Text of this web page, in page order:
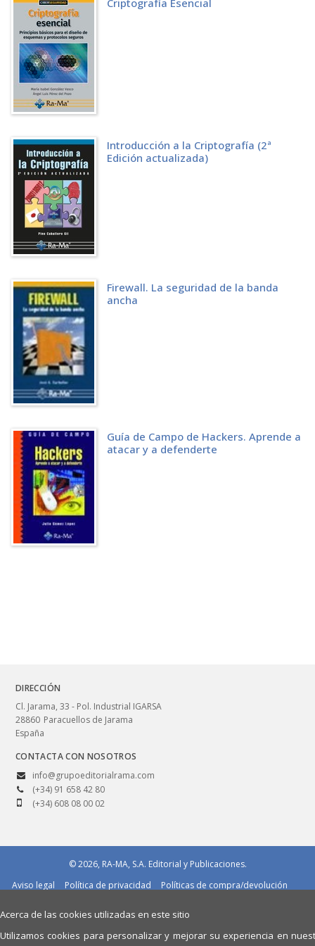
5.3.1 Cross Site Scripting
5.3.2 DNS Spoofing
5.4 CROSS ORIGIN RESOURCE SHARING (CORS)
5.4.1 Web Shell Reversa
5.5 WEBSOCKETS
5.5.1 Websocket para escanear puertos
5.5.2 Websocket para escanear redes
5.6 WEBWORKERS
5.6.2 Crackeo de hashes con webworkers
CAPÍTULO 6. WEB APPLICATION FIREWALL
6.1 INTRODUCCIÓN
6.1.1 Modelos de seguridad
6.1.2 Modos de implementación
6.1.3 Tipo de comprobaciones que realiza un WAF
6.1.4 Diferencia entre IPS y WAF
6.1.5 Productos WAF comerciales
6.1.6 Productos WAF no comerciales
6.2 TÉCNICAS PARA DETECTAR UN WAF
6.3 TÉCNICAS DE EVASIÓN DE WAF BASADO EN HPP Y HPF
BIBLIOGRAFÍA
LIBROS
RECURSOS WEB
Blogs sobre seguridad informática y hacking ético
SQL
FINGERPRINTING
FILE-INCLUSION
HACKING-HTML5
Criptografía Esencial
Introducción a la Criptografía (2ª
Edición actualizada)
Firewall. La seguridad de la banda
ancha
Guía de Campo de Hackers. Aprende a
atacar y a defenderte
DIRECCIÓN
Cl. Jarama, 33 - Pol. Industrial IGARSA
28860 Paracuellos de Jarama
España
CONTACTA CON NOSOTROS
info@grupoeditorialrama.com
(+34) 91 658 42 80
(+34) 608 08 00 02
© 2026, RA-MA, S.A. Editorial y Publicaciones.
Aviso legal
Política de privacidad
Políticas de compra/devolución
Acerca de las cookies utilizadas en este sitio
Utilizamos cookies para personalizar y mejorar su experiencia en